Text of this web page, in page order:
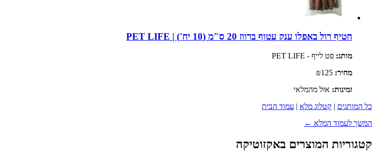
חטיף רול באפלו ענק עטוף ברווז 20 ס"מ (10 יח') | PET LIFE
מותג: פט לייף - PET LIFE
מחיר:
זמינות: אזל מהמלאי
כל המותגים | קטלוג מלא | עמוד הבית
המשך לעמוד המלא ←
קטגוריות המוצרים באקזוטיקה